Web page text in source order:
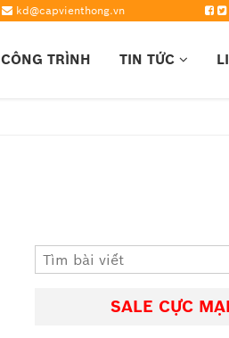
kd@capvienthong.vn
CÔNG TRÌNH TIN TỨC
SALE CỰC